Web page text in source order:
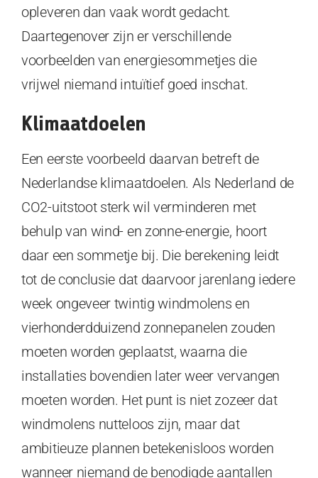
opleveren dan vaak wordt gedacht.
Daartegenover zijn er verschillende
voorbeelden van energiesommetjes die
vrijwel niemand intuïtief goed inschat.
Klimaatdoelen
Een eerste voorbeeld daarvan betreft de
Nederlandse klimaatdoelen. Als Nederland de
CO2-uitstoot sterk wil verminderen met
behulp van wind- en zonne-energie, hoort
daar een sommetje bij. Die berekening leidt
tot de conclusie dat daarvoor jarenlang iedere
week ongeveer twintig windmolens en
vierhonderdduizend zonnepanelen zouden
moeten worden geplaatst, waarna die
installaties bovendien later weer vervangen
moeten worden. Het punt is niet zozeer dat
windmolens nutteloos zijn, maar dat
ambitieuze plannen betekenisloos worden
wanneer niemand de benodigde aantallen